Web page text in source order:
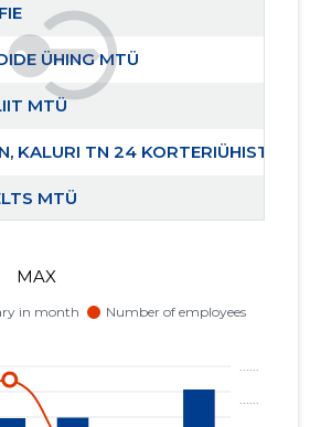
ÜHING MTÜ
MTÜ
KALURI TN 24 KORTERIÜHISTU
MTÜ
MTÜ
ÜHING MTÜ
MAX